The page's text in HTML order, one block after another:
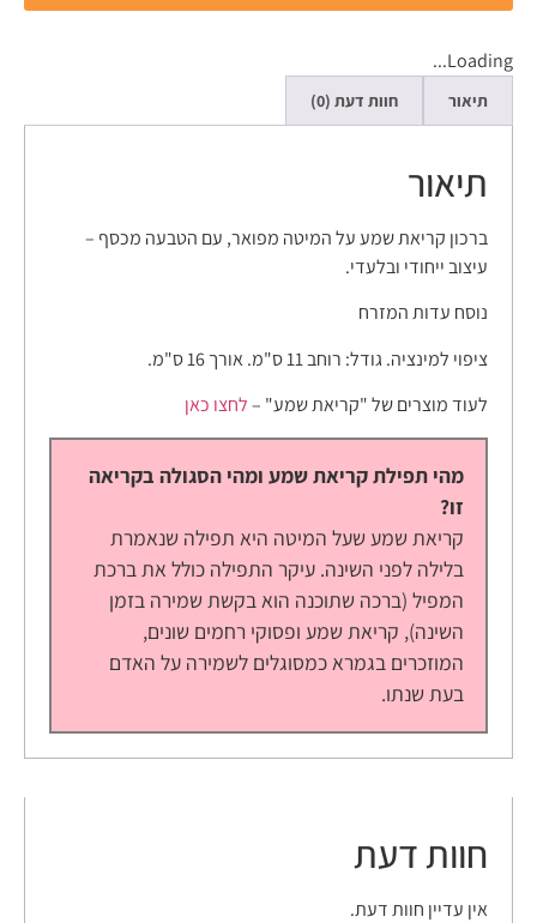
Loading...
תיאור חוות דעת (0)
תיאור
ברכון קריאת שמע על המיטה מפואר, עם הטבעה מכסף –
עיצוב ייחודי ובלעדי.
נוסח עדות המזרח
ציפוי למינציה. גודל: רוחב 11 ס"מ. אורך 16 ס"מ.
לעוד מוצרים של "קריאת שמע" –לחצו כאן
מהי תפילת קריאת שמע ומהי הסגולה בקריאה
זו?
קריאת שמע שעל המיטה היא תפילה שנאמרת
בלילה לפני השינה. עיקר התפילה כולל את ברכת
המפיל (ברכה שתוכנה הוא בקשת שמירה בזמן
השינה), קריאת שמע ופסוקי רחמים שונים,
המוזכרים בגמרא כמסוגלים לשמירה על האדם
בעת שנתו.
חוות דעת
אין עדיין חוות דעת.